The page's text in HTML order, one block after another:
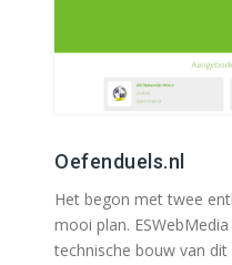
Oefenduels.nl
Het begon met twee
mooi plan.
technische bouw van dit